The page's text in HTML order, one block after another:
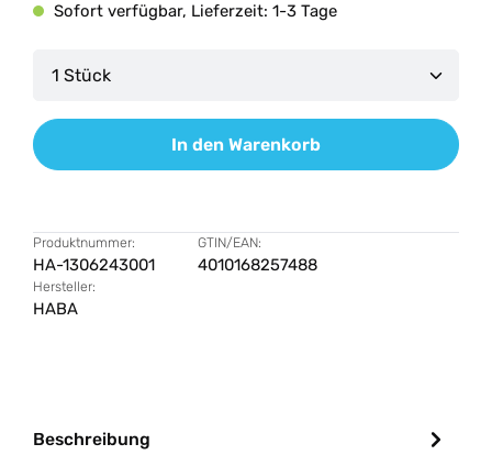
Sofort verfügbar, Lieferzeit: 1-3 Tage
Produkt Anzahl: Gib den gewünschten Wert
In den Warenkorb
Produktnummer:
HA-1306243001
GTIN/EAN:
4010168257488
Hersteller:
HABA
Beschreibung